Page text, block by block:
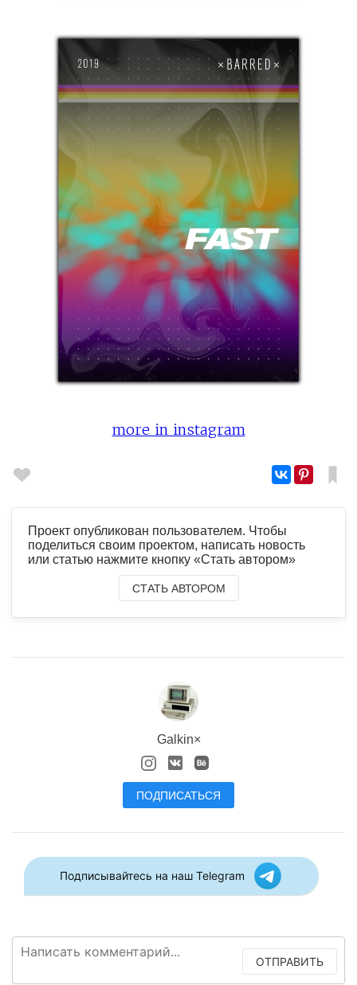
more in instagram
Проект опубликован пользователем. Чтобы
поделиться своим проектом, написать новость
или статью нажмите кнопку «Стать автором»
СТАТЬ АВТОРОМ
Galkin×
ПОДПИСАТЬСЯ
Подписывайтесь на наш Telegram
ОТПРАВИТЬ